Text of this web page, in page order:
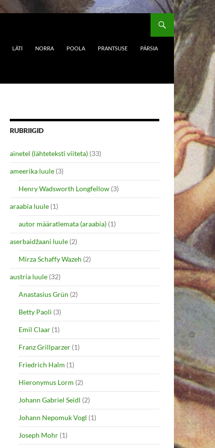
LÄTI NORRA POOLA PRANTSUSE PÄRSIA
RUBRIIGID
ainetel (lähteteksti viiteta) (33)
ameerika luule (3)
Henry Wadsworth Longfellow (3)
araabia luule (1)
autor määratlemata (araabia) (1)
aserbaidžaani luule (2)
Mirza Schaffy Wazeh (2)
austria luule (32)
Anastasius Grün (2)
Betty Paoli (3)
Emil Claar (1)
Franz Grillparzer (1)
Friedrich Halm (1)
Hieronymus Lorm (2)
Johann Gabriel Seidl (2)
Johann Nepomuk Vogl (1)
Joseph Mohr (1)